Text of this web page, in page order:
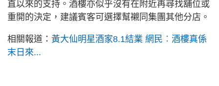
直以來的支持。酒樓亦似乎沒有在附近再尋找舖位或
重開的決定，建議賓客可選擇幫襯同集團其他分店。
相關報道： 黃大仙明星酒家8.1結業 網民︰酒樓真係
末日來...